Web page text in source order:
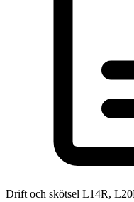
Drift och skötsel L14R,